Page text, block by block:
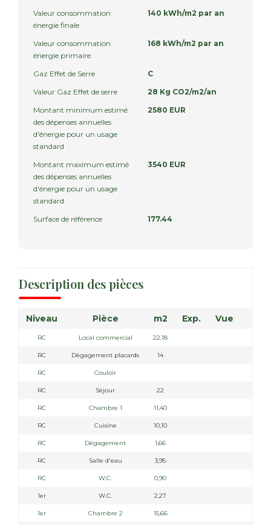
Valeur consommation
énergie finale
140 kWh/m2 par an
Valeur consommation
énergie primaire
168 kWh/m2 par an
Gaz Effet de Serre
C
Valeur Gaz Effet de serre
28 Kg CO2/m2/an
Montant minimum estimé
des dépenses annuelles
d'énergie pour un usage
standard
2580 EUR
Montant maximum estimé
des dépenses annuelles
d'énergie pour un usage
standard
3540 EUR
Surface de référence 177.44
Description des pièces
Niveau Pièce m2 Exp. Vue
RC Local commercial 22,18
RC Dégagement placards 14
RC Couloir
RC Séjour 22
RC Chambre 1 11,40
RC Cuisine 10,10
RC Dégagement 1,66
RC Salle d'eau 3,95
RC W.C. 0,90
1er W.C. 2,27
1er Chambre 2 15,66